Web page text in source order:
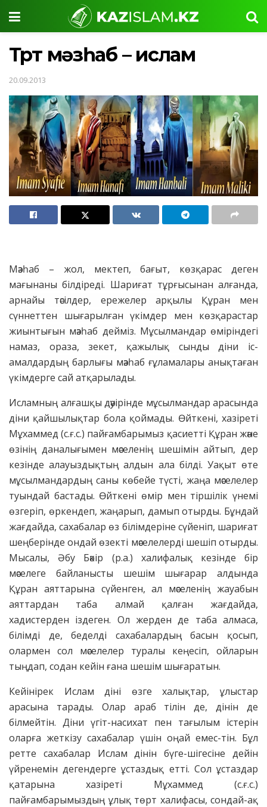
Төрт мәзһаб – ислам
20.09.2013
Мәзһаб – жол, мектеп, бағыт, көзқарас деген
мағынаны білдіреді. Шариғат тұрғысынан алғанда,
арнайы тәсілдер, ережелер арқылы Құран мен
сүннеттен шығарылған үкімдер мен көзқарастар
жиынтығын мәзһаб дейміз. Мұсылмандар өміріндегі
намаз, ораза, зекет, қажылық сынды діни іс-
амалдардың барлығы мәзһаб ғұламалары анықтаған
үкімдерге сай атқарылады.
Исламның алғашқы дәуірінде мұсылмандар арасында
діни қайшылықтар бола қоймады. Өйткені, хазіреті
Мұхаммед (с.ғ.с.) пайғамбарымыз қасиетті Құран және
өзінің даналығымен мәселенің шешімін айтып, дер
кезінде алауыздықтың алдын ала білді. Уақыт өте
мұсылмандардың саны көбейе түсті, жаңа мәселелер
туындай бастады. Өйткені өмір мен тіршілік үнемі
өзгеріп, өркендеп, жаңарып, дамып отырды. Бұндай
жағдайда, сахабалар өз білімдеріне сүйеніп, шариғат
шеңберінде ондай өзекті мәселелерді шешіп отырды.
Мысалы, Әбу Бәкір (р.а.) халифалық кезінде бір
мәселеге байланысты шешім шығарар алдында
Құран аяттарына сүйенген, ал мәселенің жауабын
аяттардан таба алмай қалған жағдайда,
хадистерден іздеген. Ол жерден де таба алмаса,
білімді де, беделді сахабалардың басын қосып,
олармен сол мәселелер туралы кеңесіп, ойларын
тыңдап, содан кейін ғана шешім шығаратын.
Кейінірек Ислам діні өзге халықтар, ұлыстар
арасына тарады. Олар араб тілін де, дінін де
білмейтін. Діни үгіт-насихат пен тағылым істерін
оларға жеткізу сахабалар үшін оңай емес-тін. Бұл
ретте сахабалар Ислам дінін бүге-шігесіне дейін
үйренемін дегендерге ұстаздық етті. Сол ұстаздар
қатарына хазіреті Мұхаммед (с.ғ.с.)
пайғамбарымыздың ұлық төрт халифасы, сондай-ақ